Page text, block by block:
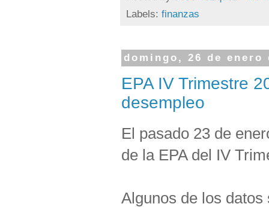
Labels: finanzas
domingo, 26 de enero
EPA IV Trimestre
desempleo
El pasado 23 de
de la EPA del IV
Algunos de los